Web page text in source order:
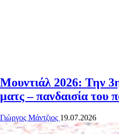
Μουντιάλ 2026: Την
ματς – πανδαισία του
Γιώργος Μάντζιος 19.07.2026